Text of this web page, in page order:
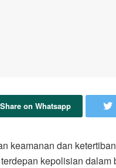
Share on Whatsapp
keamanan dan
kepolisian dalam